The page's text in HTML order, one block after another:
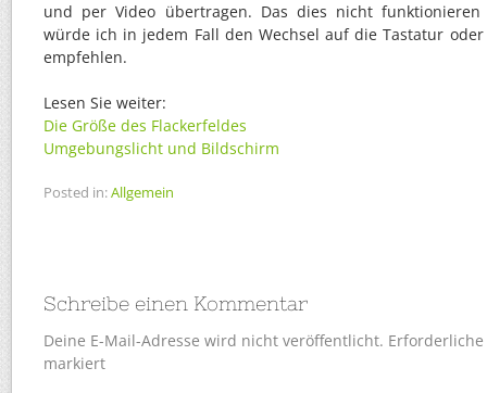
und per Video übertragen. Das dies nicht
würde ich in jedem Fall den Wechsel auf die Tastatur oder
empfehlen.
Lesen Sie weiter:
Die Größe des Flackerfeldes
Umgebungslicht und Bildschirm
Posted in:Allgemein
Schreibe einen Kommentar
Deine E-Mail-Adresse wird nicht veröffentlicht.
markiert